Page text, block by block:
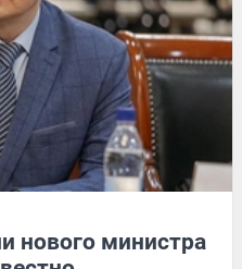
нового министра